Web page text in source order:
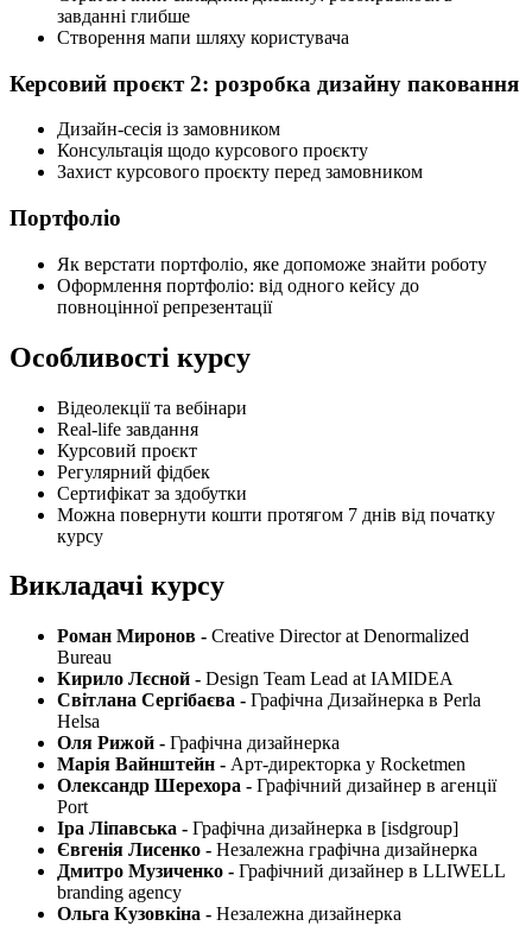
завданні глибше
Створення мапи шляху користувача
Керсовий проєкт 2: розробка дизайну паковання
Дизайн-сесія із замовником
Консультація щодо курсового проєкту
Захист курсового проєкту перед замовником
Портфоліо
Як верстати портфоліо, яке допоможе знайти роботу
Оформлення портфоліо: від одного кейсу до
повноцінної репрезентації
Особливості курсу
Відеолекції та вебінари
Real-life завдання
Курсовий проєкт
Регулярний фідбек
Сертифікат за здобутки
Можна повернути кошти протягом 7 днів від початку
курсу
Викладачі курсу
Роман Миронов - Creative Director at Denormalized
Bureau
Кирило Лєсной - Design Team Lead at IAMIDEA
Світлана Сергібаєва - Графічна Дизайнерка в Perla
Helsa
Оля Рижой - Графічна дизайнерка
Марія Вайнштейн - Арт-директорка у Rocketmen
Олександр Шерехора - Графічний дизайнер в агенції
Port
Іра Ліпавська - Графічна дизайнерка в [isdgroup]
Євгенія Лисенко - Незалежна графічна дизайнерка
Дмитро Музиченко - Графічний дизайнер в LLIWELL
branding agency
Ольга Кузовкіна - Незалежна дизайнерка